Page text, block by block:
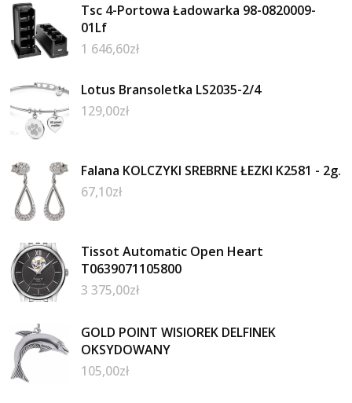
Tsc 4-Portowa Ładowarka 98-0820009-
01Lf
1 646,60zł
Lotus Bransoletka LS2035-2/4
129,00zł
Falana KOLCZYKI SREBRNE ŁEZKI K2581 - 2g.
67,10zł
Tissot Automatic Open Heart
T0639071105800
3 375,00zł
GOLD POINT WISIOREK DELFINEK
OKSYDOWANY
105,00zł